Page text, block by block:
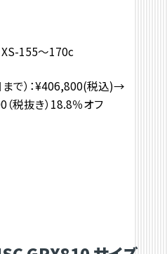
XS-155～170c
で）：¥406,800(税込)→
抜き）18.8％オフ